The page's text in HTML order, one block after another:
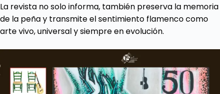
La revista no solo informa, también preserva la memoria
de la peña y transmite el sentimiento flamenco como
arte vivo, universal y siempre en evolución.